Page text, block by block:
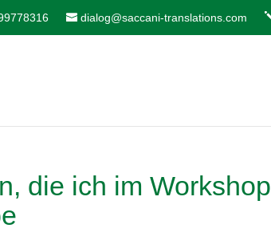
dialog@saccani-translations.com
die ich im Workshop